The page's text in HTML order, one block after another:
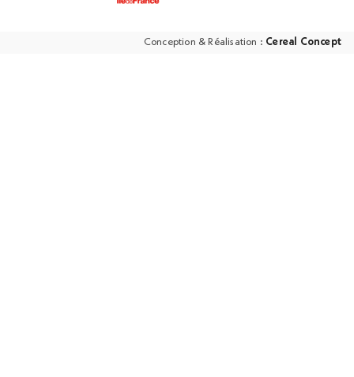
Conception & Réalisation : Cereal Concept